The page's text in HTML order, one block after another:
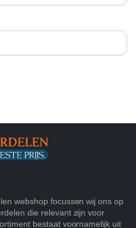
webshop focussen wij ons op
die relevant zijn voor
bestaat voornamelijk uit